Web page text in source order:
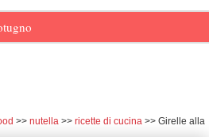
nutella ricette di cucina
Girelle alla